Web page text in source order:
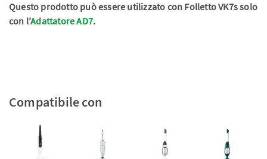
Questo prodotto può essere utilizzato con Folletto VK7s solo
con l’Adattatore AD7.
Compatibile con